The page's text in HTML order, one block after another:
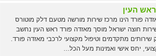
העין
פורד הינו מרכז שירות מורשה מטעם דלק מוטורס
חוצה ישראל מוסך מאזדה פורד ראש העין נחשב
מתקדמים וטיפול מקצועי לרכבי מאזדה פורד.